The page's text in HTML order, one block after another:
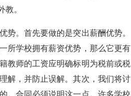
。
。首先要做的是突出薪酬优势。
所学校拥有薪资优势，那么它更有
教师的工资应明确标明为税前或税
解，并防止误解。其次，我们将讨